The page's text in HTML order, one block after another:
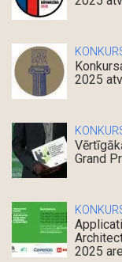
2025
Grand
2025